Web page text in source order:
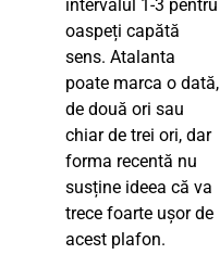
intervalul 1-3 pentru
oaspeți capătă
sens. Atalanta
poate marca o dată,
de două ori sau
chiar de trei ori, dar
forma recentă nu
susține ideea că va
trece foarte ușor de
acest plafon.